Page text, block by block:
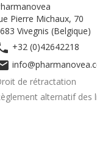
Pierre Michaux, 70
Vivegnis (Belgique)
+32 (0)42642218
de rétractation
alternatif des